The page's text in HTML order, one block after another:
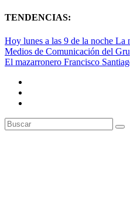
TENDENCIAS:
Hoy lunes a las 9 de la noche La
Medios de Comunicación del
El mazarronero Francisco